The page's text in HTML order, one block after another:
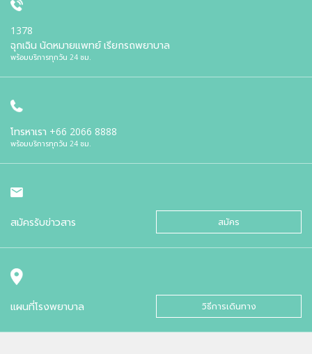
1378
ฉุกเฉิน นัดหมายแพทย์ เรียกรถพยาบาล
พร้อมบริการทุกวัน 24 ชม.
โทรหาเรา +66 2066 8888
พร้อมบริการทุกวัน 24 ชม.
สมัครรับข่าวสาร สมัคร
แผนที่โรงพยาบาล วิธีการเดินทาง